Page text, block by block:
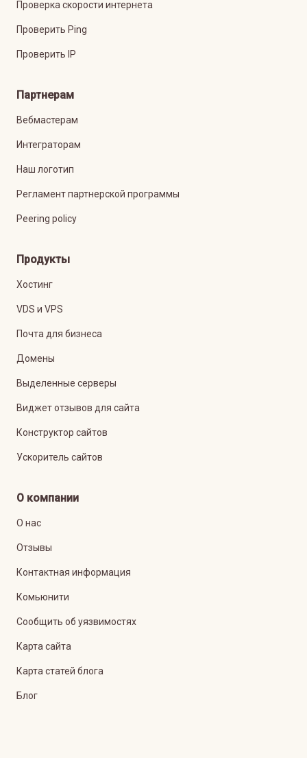
Проверка скорости интернета
Проверить Ping
Проверить IP
Партнерам
Вебмастерам
Интеграторам
Наш логотип
Регламент партнерской программы
Peering policy
Продукты
Хостинг
VDS и VPS
Почта для бизнеса
Домены
Выделенные серверы
Виджет отзывов для сайта
Конструктор сайтов
Ускоритель сайтов
О компании
О нас
Отзывы
Контактная информация
Комьюнити
Сообщить об уязвимостях
Карта сайта
Карта статей блога
Блог